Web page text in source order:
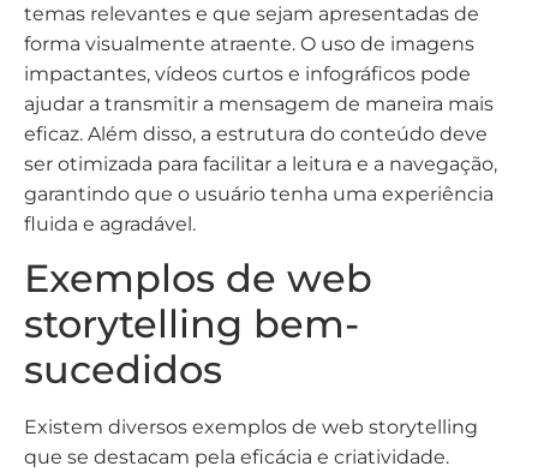
temas relevantes e que sejam apresentadas de
forma visualmente atraente. O uso de imagens
impactantes, vídeos curtos e infográficos pode
ajudar a transmitir a mensagem de maneira mais
eficaz. Além disso, a estrutura do conteúdo deve
ser otimizada para facilitar a leitura e a navegação,
garantindo que o usuário tenha uma experiência
fluida e agradável.
Exemplos de web
storytelling bem-
sucedidos
Existem diversos exemplos de web storytelling
que se destacam pela eficácia e criatividade.